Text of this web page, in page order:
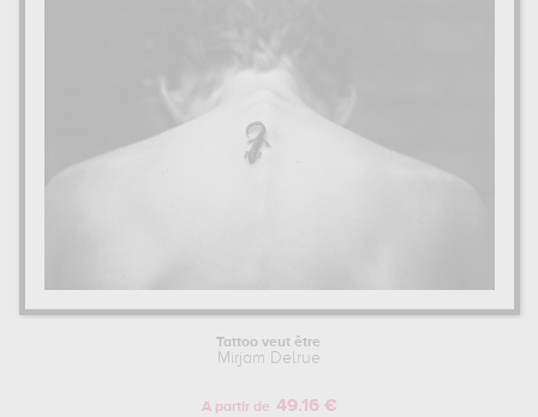
Tattoo veut être
Mirjam Delrue
A partir de 49.16 €